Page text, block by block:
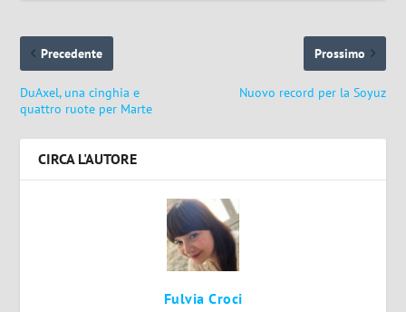
Precedente
DuAxel, una cinghia e
quattro ruote per Marte
Prossimo
Nuovo record per la Soyuz
CIRCA L'AUTORE
Fulvia Croci